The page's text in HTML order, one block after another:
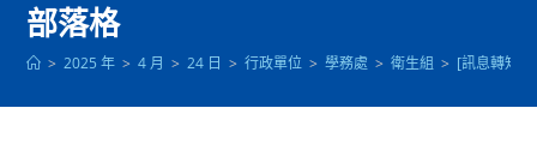
部落格
> 2025 年 > 4 月 > 24 日 > 行政單位 > 學務處 > 衛生組 > [訊息轉知]